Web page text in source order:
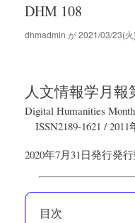
カ
ン
ュ
ー
く
ず
DHM 108
dhmadmin が2021/03/23(
人文情報学月報
Digital Humanities
ISSN2189-1621 /2011
2020年7月31日発行発行
目次